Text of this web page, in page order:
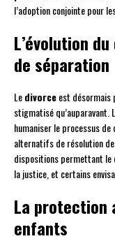
l’adoption conjointe pour
L’évolution
de séparation
Ledivorceest désormais
stigmatisé
humaniser le processus
alternatifs de résolution
dispositions permettant le
la justice, et certains
La protection
enfants